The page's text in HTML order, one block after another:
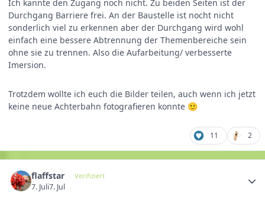
Ich kannte den Zugang noch nicht. Zu beiden Seiten ist der
Durchgang Barriere frei. An der Baustelle ist nocht nicht
sonderlich viel zu erkennen aber der Durchgang wird wohl
einfach eine bessere Abtrennung der Themenbereiche sein
ohne sie zu trennen. Also die Aufarbeitung/ verbesserte
Imersion.
Trotzdem wollte ich euch die Bilder teilen, auch wenn ich jetzt
keine neue Achterbahn fotografieren konnte 🙂
11 2
flaffstar Verifiziert
7. Juli7. Jul